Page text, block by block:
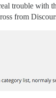
trouble with
from